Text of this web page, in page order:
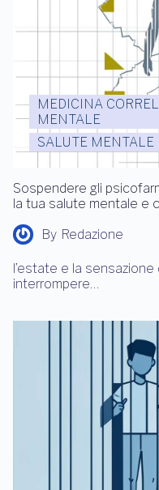
MEDICINA
MENTALE
SALUTE MENTALE
Sospendere gli
la tua salute mentale e
By Redazione
l’estate e la
interrompere…